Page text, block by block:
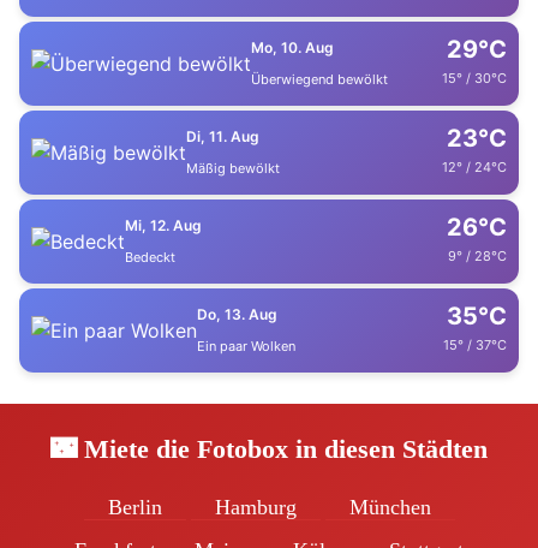
Mo, 10. Aug
Überwiegend bewölkt
29°C
15° / 30°C
Di, 11. Aug
Mäßig bewölkt
23°C
12° / 24°C
Mi, 12. Aug
Bedeckt
26°C
9° / 28°C
Do, 13. Aug
Ein paar Wolken
35°C
15° / 37°C
🌃 Miete die Fotobox in diesen Städten
Berlin Hamburg
München